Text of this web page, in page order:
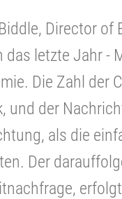
Director of
das letzte Jahr -
Die Zahl der
und der
als die
Der